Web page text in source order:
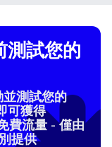
測試您的
測試您的
可獲得
費流量 - 僅由
提供